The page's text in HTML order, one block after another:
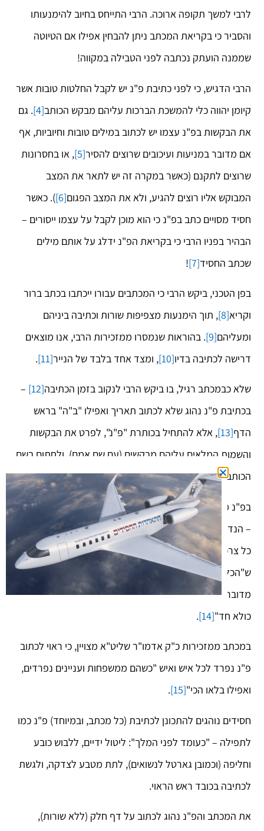
לרבי למשך תקופה ארוכה. הרבי התייחס בחיוב להימנעותו
והסביר כי בקריאת המכתב ניתן להבחין אפילו אם הטיוטה
שממנה הועתק נכתבה לפני הטבילה במקווה!
הרבי הדגיש, כי לפני כתיבת פ"נ יש לקבל החלטות טובות אשר
קיומן יהווה כלי להמשכת הברכות עליהם מבקש הכותב[4]
. גם
את הבקשות בפ"נ עצמו יש לכתוב במילים טובות וחיוביות, אף
אם מדובר במניעות ועיכובים שרוצים להסיר[5]
, או בחסרונות
שרוצים לתקנם (כאשר במקרה זה יש לתאר את המצב
המבוקש אליו רוצים להגיע, ולא את המצב הפגום[6]
). כאשר
חסיד מסויים כתב בפ"נ כי הוא מוכן לקבל על עצמו ייסורים –
הבהיר בפניו הרבי כי בקריאת הפ"נ ידלג על אותם מילים
שכתב החסיד[7]
!
בפן הטכני, ביקש הרבי כי המכתבים עבורו ייכתבו בכתב ברור
וקריא[8]
, תוך הימנעות מצפיפות שורות וכתיבה ביניהם
ומעליהם[9]
. בהוראות שנמסרו ממזכירות הרבי, אנו מוצאים
דרישה לכתיבה בדיו[10] , ומצד אחד בלבד של הנייר[11]
.
שלא כבמכתב רגיל, בו ביקש הרבי לנקוב בזמן הכתיבה[12]
–
בכתיבת פ"נ נהוג שלא לכתוב תאריך ואפילו "ב"ה" בראש
הדף[13]
, אלא להתחיל בכותרת "פ"נ", לפרט את הבקשות
והשמות המלאים עליהם מבקשים (עם שם אמם), ולחתום בשם
הכותב ושם אמו.
בפ"נ מבקש כל חסיד את כל אשר על ליבו, הן בקשות גשמיות
– הנדרשות במיוחד בערב ראש השנה, כאשר האדם נידון על
כל צרכיו במשך השנה כולה, והן בקשות רוחניות – למרות
ש"הכל בידי שמים חוץ מיראת שמיים". זאת משום שכאשר
מדובר בחסיד המבקש מרבו, הרי "החסיד, הרבי והקב"ה –
כולא חד"[14]
.
במכתב ממזכירות כ"ק אדמו"ר שליט"א מצויין, כי ראוי לכתוב
פ"נ נפרד לכל איש ואיש "כשהם ממשפחות ועניינים נפרדים,
ואפילו בלאו הכי"[15]
.
חסידים נוהגים להתכונן לכתיבת (כל מכתב, ובמיוחד) פ"נ כמו
לתפילה – "כעומד לפני המלך": ליטול ידיים, ללבוש כובע
וחליפה (וכמובן גארטל לנשואים), לתת מטבע לצדקה, ולגשת
לכתיבה בכובד ראש הראוי.
את המכתב והפ"נ נהוג לכתוב על דף חלק (ללא שורות),